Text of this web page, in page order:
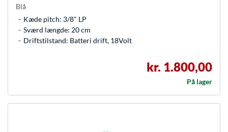
Blå
Kæde pitch: 3/8" LP
Sværd længde: 20 cm
Driftstilstand: Batteri drift, 18Volt
kr. 1.800,00
På lager